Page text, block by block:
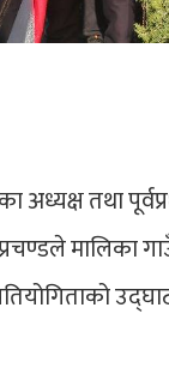
अध्यक्ष तथा
मालिका